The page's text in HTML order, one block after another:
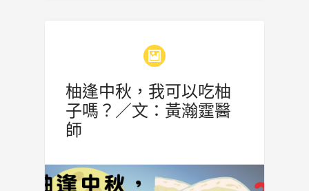
柚逢中秋，我可以吃柚
子嗎？／文：黃瀚霆醫
師